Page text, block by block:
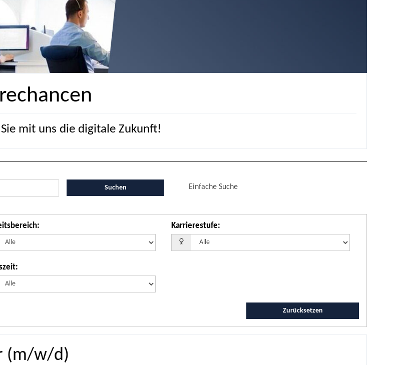
mit uns die digitale Zukunft!
Suchen Einfache Suche
: Karrierestufe:
:
Zurücksetzen
(m/w/d)